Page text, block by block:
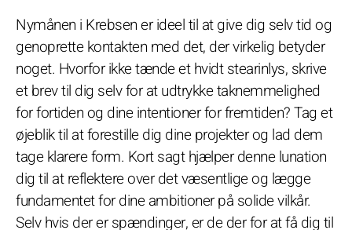
Nymånen i Krebsen er ideel til at give dig selv tid og
genoprette kontakten med det, der virkelig betyder
noget. Hvorfor ikke tænde et hvidt stearinlys, skrive
et brev til dig selv for at udtrykke taknemmelighed
for fortiden og dine intentioner for fremtiden? Tag et
øjeblik til at forestille dig dine projekter og lad dem
tage klarere form. Kort sagt hjælper denne lunation
dig til at reflektere over det væsentlige og lægge
fundamentet for dine ambitioner på solide vilkår.
Selv hvis der er spændinger, er de der for at få dig til